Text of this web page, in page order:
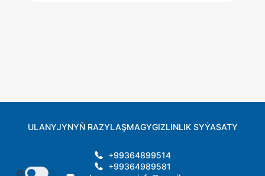
ULANYJYNYŇ RAZYLAŞMAGYGIZLINLIK SYÝASATY
+99364899514
+99364989581